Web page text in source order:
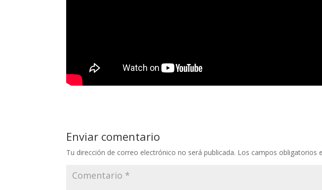
Enviar comentario
Tu dirección de correo electrónico no será publicada. Los campos obligatorios